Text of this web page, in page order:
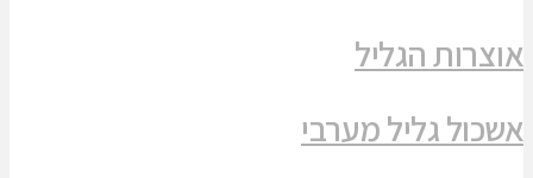
אוצרות הגליל
אשכול גליל מערבי